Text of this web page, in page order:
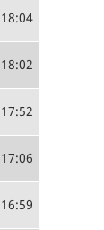
18:04
18:02
17:52
17:06
16:59